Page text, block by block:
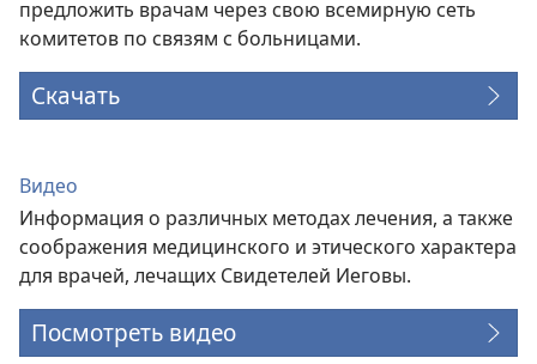
предложить врачам через свою всемирную сеть
комитетов по связям с больницами.
Скачать
Видео
Информация о различных методах лечения, а также
соображения медицинского и этического характера
для врачей, лечащих Свидетелей Иеговы.
Посмотреть видео